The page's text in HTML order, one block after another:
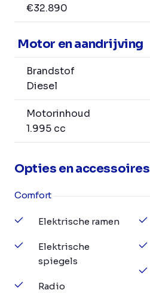
€32.890
Motor en aandrijving
Brandstof
Diesel
Motorinhoud
1.995 cc
Opties en accessoires
Comfort
Elektrische ramen
Elektrische
spiegels
Radio